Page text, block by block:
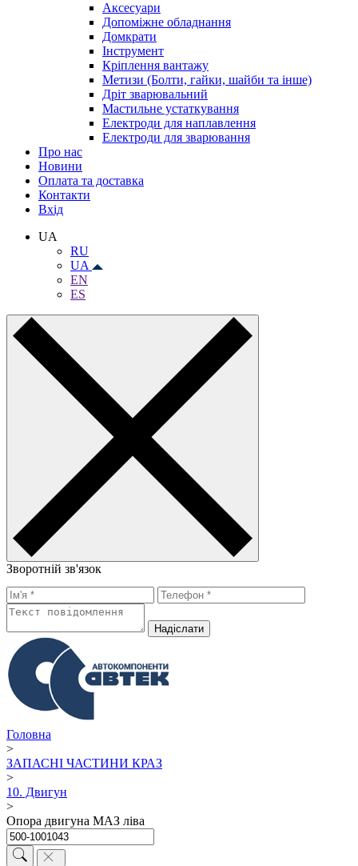
Аксесуари
Допоміжне обладнання
Домкрати
Інструмент
Кріплення вантажу
Метизи (Болти, гайки, шайби та інше)
Дріт зварювальний
Мастильне устаткування
Електроди для наплавлення
Електроди для зварювання
Про нас
Новини
Оплата та доставка
Контакти
Вхiд
UA
RU
UA
EN
ES
Зворотній зв'язок
Надiслати
Головна
>
ЗАПАСНІ ЧАСТИНИ КРАЗ
>
10. Двигун
>
Опора двигуна МАЗ ліва